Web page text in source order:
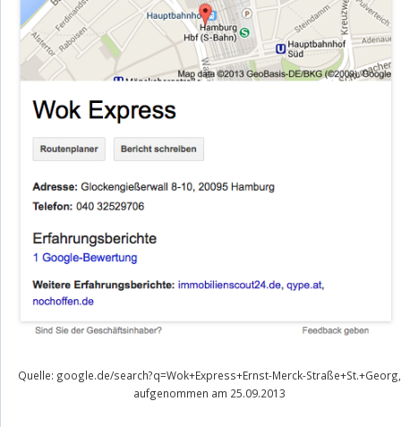
Quelle: google.de/search?q=Wok+Express+Ernst-Merck-Straße+St.+Georg,
aufgenommen am 25.09.2013